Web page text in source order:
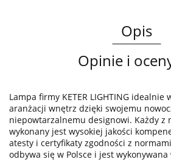
Opis
Opinie i
Lampa firmy KETER LIGHTING idealnie
aranżacji wnętrz dzięki swojemu
niepowtarzalnemu designowi. Każdy z
wykonany jest wysokiej jakości
atesty i certyfikaty zgodności z
odbywa się w Polsce i jest wykonywana